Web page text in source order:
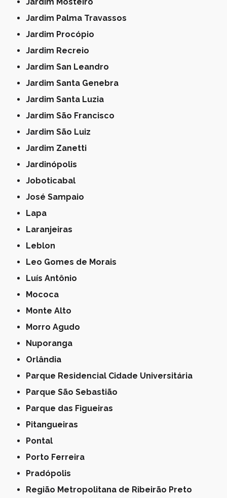
Jardim Palma Travassos
Jardim Procópio
Jardim Recreio
Jardim San Leandro
Jardim Santa Genebra
Jardim Santa Luzia
Jardim São Francisco
Jardim São Luiz
Jardim Zanetti
Jardinópolis
Joboticabal
José Sampaio
Lapa
Laranjeiras
Leblon
Leo Gomes de Morais
Luís Antônio
Mococa
Monte Alto
Morro Agudo
Nuporanga
Orlândia
Parque Residencial Cidade Universitária
Parque São Sebastião
Parque das Figueiras
Pitangueiras
Pontal
Porto Ferreira
Pradópolis
Região Metropolitana de Ribeirão Preto